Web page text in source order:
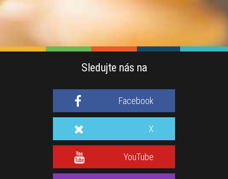
Sledujte nás na
Facebook
X
YouTube